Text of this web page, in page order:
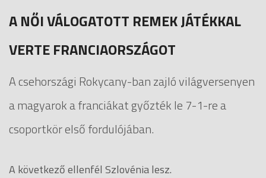
A NŐI VÁLOGATOTT REMEK JÁTÉKKAL
VERTE FRANCIAORSZÁGOT
A csehországi Rokycany-ban zajló világversenyen
a magyarok a franciákat győzték le 7-1-re a
csoportkör első fordulójában.
A következő ellenfél Szlovénia lesz.